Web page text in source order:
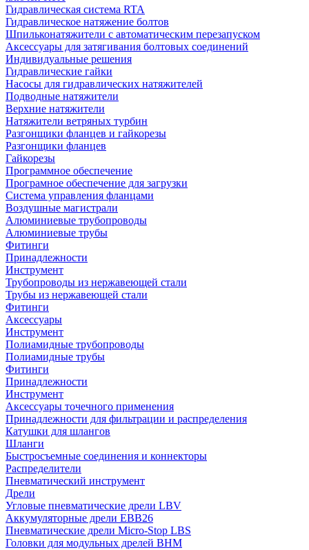
Гидравлическая система RTA
Гидравлическое натяжение болтов
Шпильконатяжители с автоматическим перезапуском
Аксессуары для затягивания болтовых соединений
Индивидуальные решения
Гидравлические гайки
Насосы для гидравлических натяжителей
Подводные натяжители
Верхние натяжители
Натяжители ветряных турбин
Разгонщики фланцев и гайкорезы
Разгонщики фланцев
Гайкорезы
Программное обеспечение
Програмное обеспечение для загрузки
Система управления фланцами
Воздушные магистрали
Алюминиевые трубопроводы
Алюминиевые трубы
Фитинги
Принадлежности
Инструмент
Трубопроводы из нержавеющей стали
Трубы из нержавеющей стали
Фитинги
Аксессуары
Инструмент
Полиамидные трубопроводы
Полиамидные трубы
Фитинги
Принадлежности
Инструмент
Аксессуары точечного применения
Принадлежности для фильтрации и распределения
Катушки для шлангов
Шланги
Быстросъемные соединения и коннекторы
Распределители
Пневматический инструмент
Дрели
Угловые пневматические дрели LBV
Аккумуляторные дрели EBB26
Пневматические дрели Micro-Stop LBS
Головки для модульных дрелей BHM